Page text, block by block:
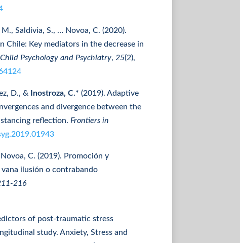
Saldivia, S., … Novoa, C. (2020).
Chile: Key mediators in the decrease in
Psychology and Psychiatry,25(2),
D., & Inostroza, C.* (2019). Adaptive
and divergence between the
reflection.Frontiers in
C. (2019). Promoción y
vana ilusión o contrabando
216
of post-traumatic stress
study. Anxiety, Stress and